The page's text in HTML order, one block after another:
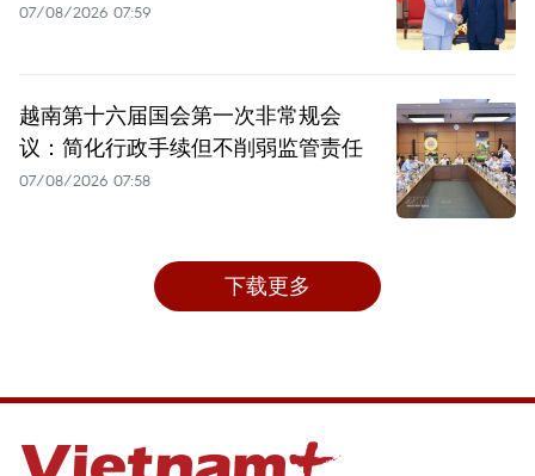
07/08/2026 07:59
越南第十六届国会第一次非常规会
议：简化行政手续但不削弱监管责任
07/08/2026 07:58
下载更多